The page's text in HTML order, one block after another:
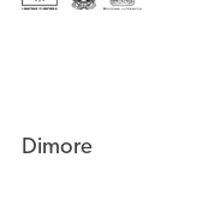
Dimore